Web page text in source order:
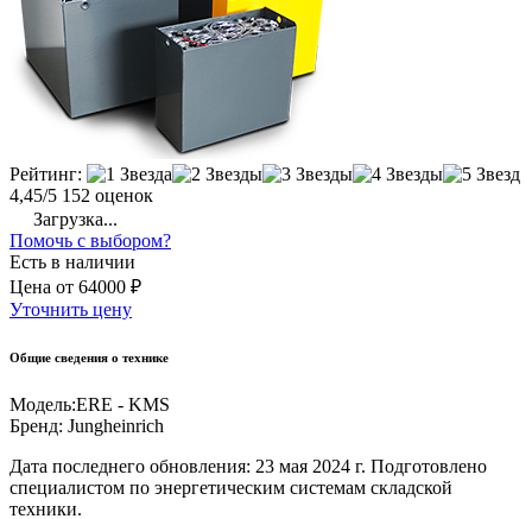
Рейтинг:
4,45/5 152 оценок
Загрузка...
Помочь с выбором?
Есть в наличии
Цена от 64000 ₽
Уточнить цену
Общие сведения о технике
Модель:ERE - KMS
Бренд: Jungheinrich
Дата последнего обновления: 23 мая 2024 г. Подготовлено
специалистом по энергетическим системам складской
техники.